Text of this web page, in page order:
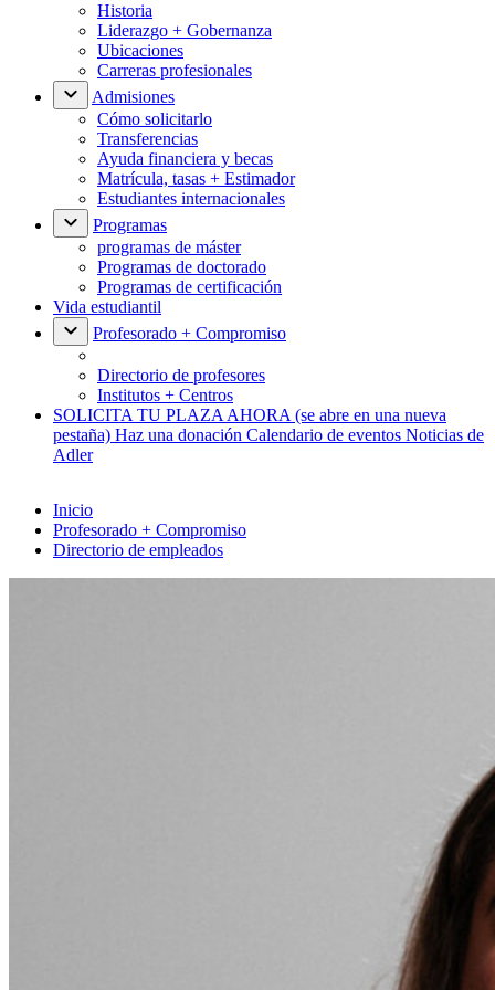
Historia
Liderazgo + Gobernanza
Ubicaciones
Carreras profesionales
Admisiones
Cómo solicitarlo
Transferencias
Ayuda financiera y becas
Matrícula, tasas + Estimador
Estudiantes internacionales
Programas
programas de máster
Programas de doctorado
Programas de certificación
Vida estudiantil
Profesorado + Compromiso
Directorio de profesores
Institutos + Centros
SOLICITA TU PLAZA AHORA (se abre en una nueva
pestaña) Haz una donación Calendario de eventos Noticias de
Adler
Inicio
Profesorado + Compromiso
Directorio de empleados